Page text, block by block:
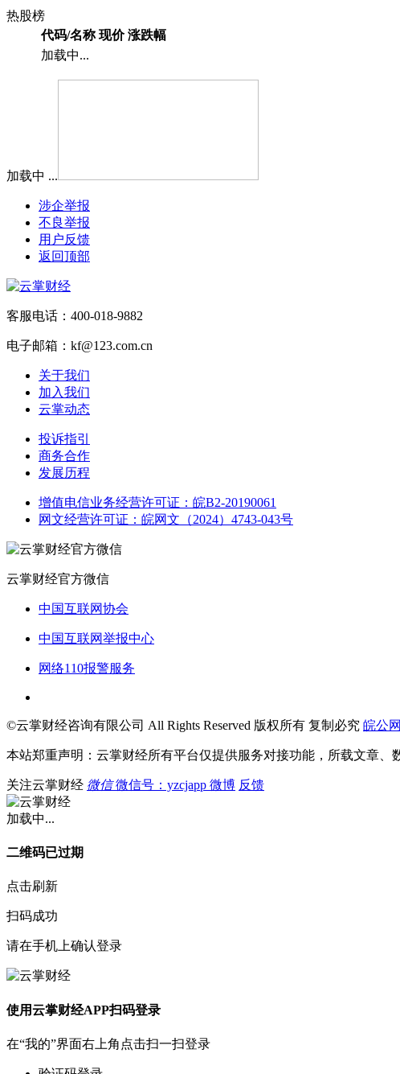
热股榜
代码/名称 现价 涨跌幅
加载中...
加载中 ...
涉企举报
不良举报
用户反馈
返回顶部
客服电话：400-018-9882
电子邮箱：kf@123.com.cn
关于我们
加入我们
云掌动态
投诉指引
商务合作
发展历程
增值电信业务经营许可证：皖B2-20190061
网文经营许可证：皖网文（2024）4743-043号
云掌财经官方微信
中国互联网协会
中国互联网举报中心
网络110报警服务
©云掌财经咨询有限公司 All Rights Reserved 版权所有 复制必究 皖公
本站郑重声明：云掌财经所有平台仅提供服务对接功能，所载文章
关注云掌财经 微信 微信号：yzcjapp 微博 反馈
加载中...
二维码已过期
点击刷新
扫码成功
请在手机上确认登录
使用云掌财经APP扫码登录
在“我的”界面右上角点击扫一扫登录